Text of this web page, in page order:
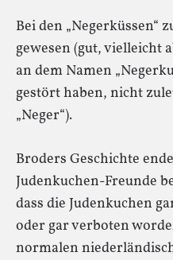
Bei den „Negerküssen“
gewesen (gut, vielleicht
an dem Namen
gestört haben, nicht
„Neger“).
Broders Geschichte
Judenkuchen-Freunde
dass die Judenkuchen
oder gar verboten
normalen